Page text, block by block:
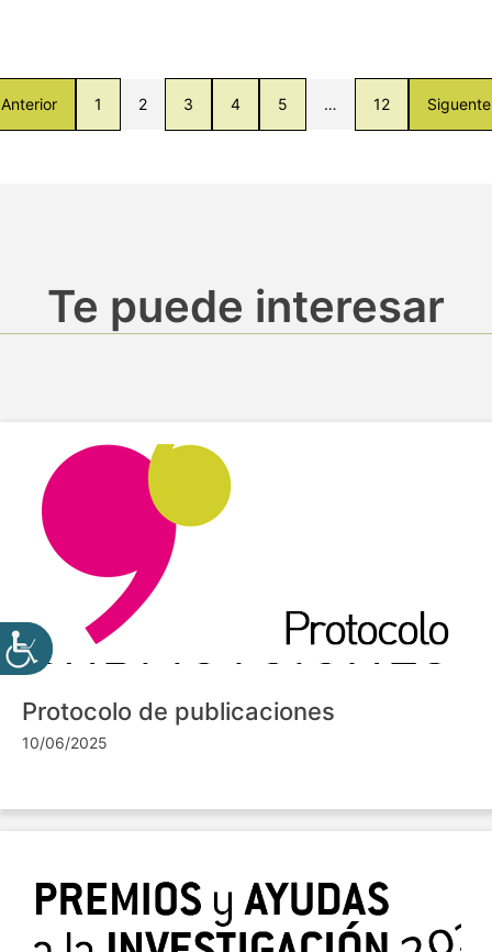
Anterior 1 2 3 4 5 … 12 Siguente
Te puede interesar
Protocolo de publicaciones
10/06/2025